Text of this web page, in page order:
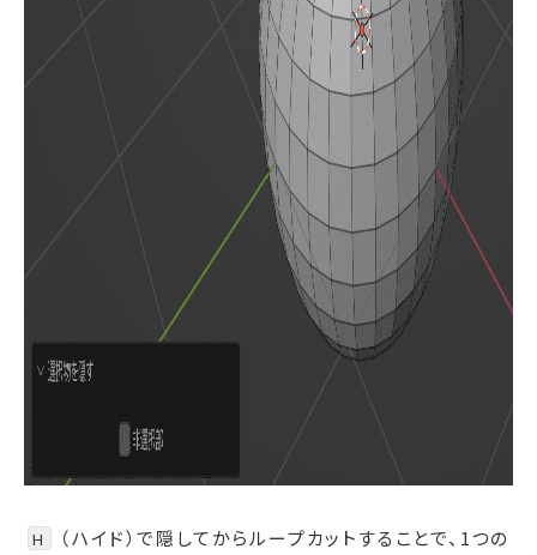
H
（ハイド）で隠してからループカットすることで、1つの